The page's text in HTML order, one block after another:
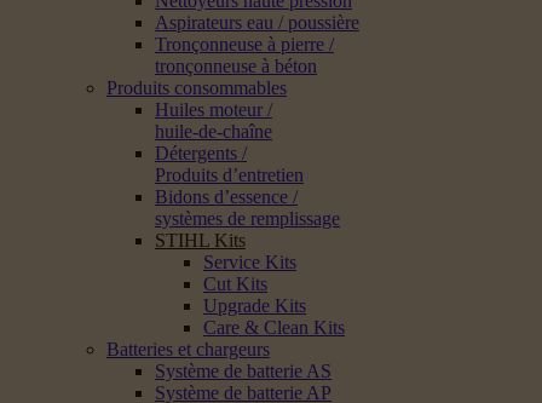
Aspirateurs eau / poussière
Tronçonneuse à pierre /
tronçonneuse à béton
Produits consommables
Huiles moteur /
huile-de-chaîne
Détergents /
Produits d’entretien
Bidons d’essence /
systèmes de remplissage
STIHL Kits
Service Kits
Cut Kits
Upgrade Kits
Care & Clean Kits
Batteries et chargeurs
Système de batterie AS
Système de batterie AP